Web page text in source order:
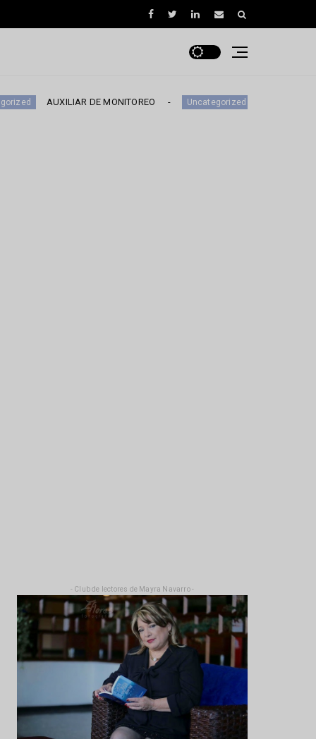
DE MONITOREO Uncategorized EJECUTIVO DE
- Club de lectores de Mayra Navarro -